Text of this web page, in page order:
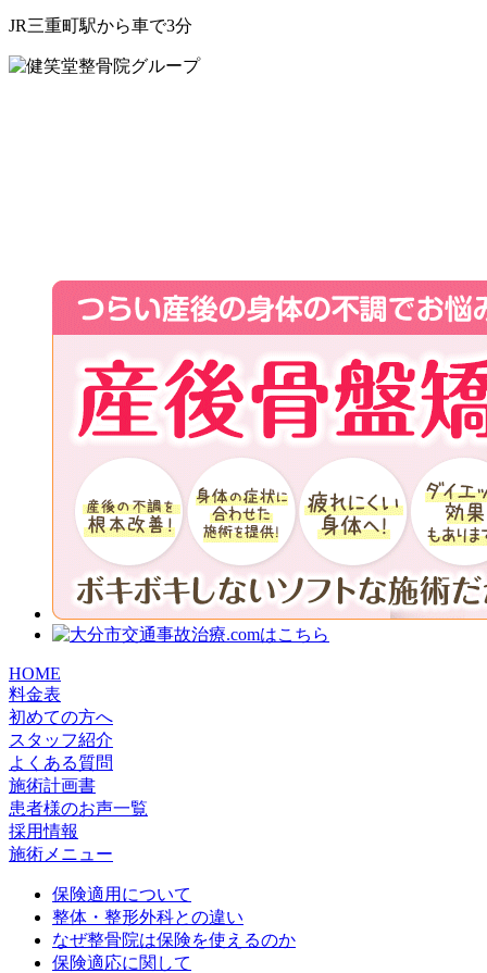
JR三重町駅から車で3分
HOME
料金表
初めての方へ
スタッフ紹介
よくある質問
施術計画書
患者様のお声一覧
採用情報
施術メニュー
保険適用について
整体・整形外科との違い
なぜ整骨院は保険を使えるのか
保険適応に関して